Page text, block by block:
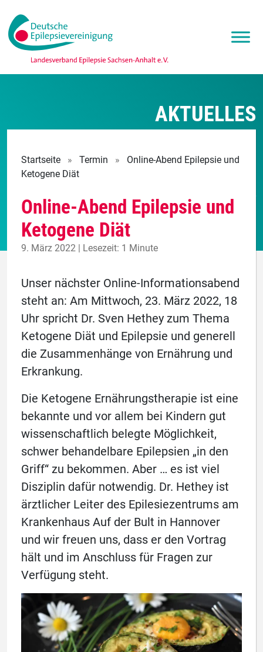
AKTUELLES
Startseite » Termin »
Online-Abend Epilepsie und
Ketogene Diät
Online-Abend Epilepsie und
Ketogene Diät
9. März 2022 | Lesezeit: 1 Minute
Unser nächster Online-Informationsabend
steht an: Am Mittwoch, 23. März 2022, 18
Uhr spricht Dr. Sven Hethey zum Thema
Ketogene Diät und Epilepsie und generell
die Zusammenhänge von Ernährung und
Erkrankung.
Die Ketogene Ernährungstherapie ist eine
bekannte und vor allem bei Kindern gut
wissenschaftlich belegte Möglichkeit,
schwer behandelbare Epilepsien „in den
Griff“ zu bekommen. Aber … es ist viel
Disziplin dafür notwendig. Dr. Hethey ist
ärztlicher Leiter des Epilesiezentrums am
Krankenhaus Auf der Bult in Hannover
und wir freuen uns, dass er den Vortrag
hält und im Anschluss für Fragen zur
Verfügung steht.